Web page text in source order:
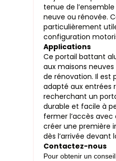
tenue de
neuve ou rénovée.
particulièrement
configuration
Applications
Ce portail battant
aux maisons
de rénovation. Il est
adapté aux entrées
recherchant un
durable et facile à
fermer l’accès avec
créer une première
dès l’arrivée devant
Contactez-nous
Pour obtenir un